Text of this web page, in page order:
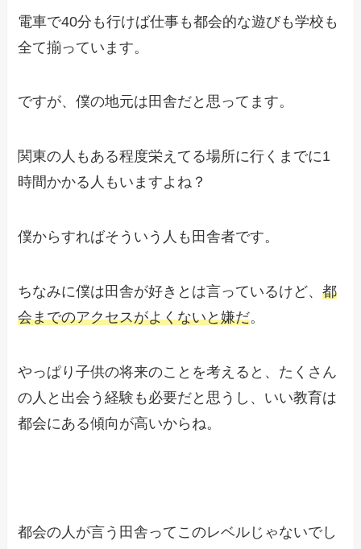
電車で40分も行けば仕事も都会的な遊びも学校も
全て揃っています。
ですが、僕の地元は田舎だと思ってます。
関東の人もある程度栄えてる場所に行くまでに1
時間かかる人もいますよね？
僕からすればそういう人も田舎者です。
ちなみに僕は田舎が好きとは言っているけど、都
会までのアクセスがよくないと嫌だ。
やっぱり子供の将来のことを考えると、たくさん
の人と出会う経験も必要だと思うし、いい教育は
都会にある傾向が高いからね。
都会の人が言う田舎ってこのレベルじゃないでし